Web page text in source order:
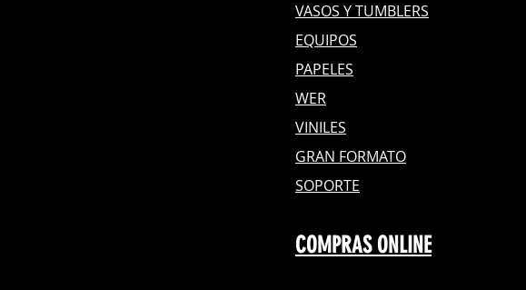
VASOS Y TUMBLERS
EQUIPOS
PAPELES
WER
VINILES
GRAN FORMATO
SOPORTE
COMPRAS ONLINE